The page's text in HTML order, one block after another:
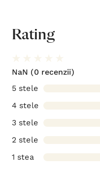
Rating
NaN (0 recenzii)
5 stele
4 stele
3 stele
2 stele
1 stea